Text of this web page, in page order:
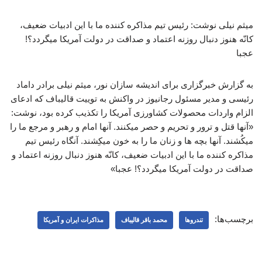
میثم نیلی نوشت: رئیس تیم مذاکره کننده ما با این ادبیات ضعیف،
کانّه هنوز دنبال روزنه اعتماد و صداقت در دولت آمریکا میگردد؟!
عجبا
به گزارش خبرگزاری برای اندیشه سازان نور، میثم نیلی برادر داماد
رئیسی و مدیر مسئول رجانیوز در واکنش به توییت قالیباف که ادعای
الزام واردات محصولات کشاورزی آمریکا را تکذیب کرده بود، نوشت:
«آنها قتل و ترور و تحریم و حصر میکنند. آنها امام و رهبر و مرجع ما را
میکُشند. آنها بچه ها و زنان ما را به خون میکِشند. آنگاه رئیس تیم
مذاکره کننده ما با این ادبیات ضعیف، کانّه هنوز دنبال روزنه اعتماد و
صداقت در دولت آمریکا میگردد؟! عجبا»
برچسب‌ها: تندروها محمد باقر قالیباف مذاکرات ایران و آمریکا